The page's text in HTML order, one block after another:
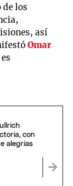
los
así
Omar
con
alegrías